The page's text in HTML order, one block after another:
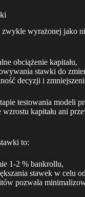
zwykle wyrażonej jako
obciążenie kapitału,
stawki do
decyzji i
testowania modeli
kapitału ani
to:
1-2 % bankrollu,
stawek w celu
pozwala